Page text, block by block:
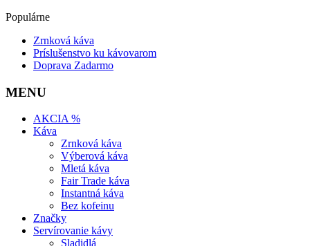
Populárne
Zrnková káva
Príslušenstvo ku kávovarom
Doprava Zadarmo
MENU
AKCIA %
Káva
Zrnková káva
Výberová káva
Mletá káva
Fair Trade káva
Instantná káva
Bez kofeinu
Značky
Servírovanie kávy
Sladidlá